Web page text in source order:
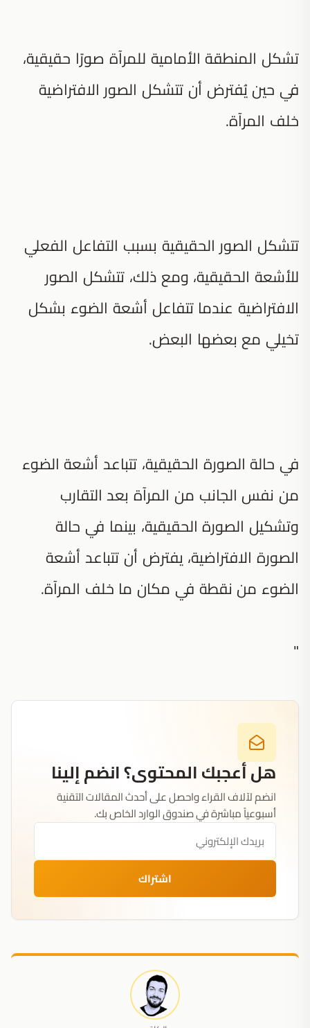
تشكل المنطقة الأمامية للمرآة صورًا حقيقية،
في حين يُفترض أن تتشكل الصور الافتراضية
خلف المرآة.
تتشكل الصور الحقيقية بسبب التفاعل الفعلي
للأشعة الحقيقية، ومع ذلك، تتشكل الصور
الافتراضية عندما تتفاعل أشعة الضوء بشكل
تخيلي مع بعضها البعض.
في حالة الصورة الحقيقية، تتباعد أشعة الضوء
من نفس الجانب من المرآة بعد التقارب
وتشكيل الصورة الحقيقية، بينما في حالة
الصورة الافتراضية، يفترض أن تتباعد أشعة
الضوء من نقطة في مكان ما خلف المرآة.
"
هل أعجبك المحتوى؟ انضم إلينا
انضم لآلاف القراء واحصل على أحدث المقالات التقنية
أسبوعياً مباشرة في صندوق الوارد الخاص بك.
اشتراك